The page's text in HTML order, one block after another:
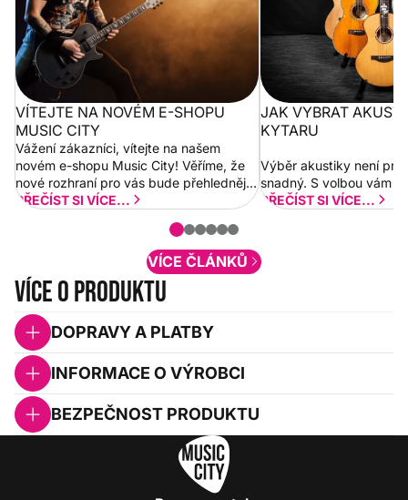
VÍTEJTE NA NOVÉM E-SHOPU
MUSIC CITY
Vážení zákazníci, vítejte na našem
novém e-shopu Music City! Věříme, že
nové rozhraní pro vás bude přehlednější
a rychlejší. Postupně budeme přidávat
PŘEČÍST SI VÍCE...
JAK VYBRAT
KYTARU
Výběr akustiky není pro
snadný. S volbou vám
PŘEČÍST SI VÍCE...
VÍCE ČLÁNKŮ
Více o produktu
DOPRAVY A PLATBY
INFORMACE O VÝROBCI
BEZPEČNOST PRODUKTU